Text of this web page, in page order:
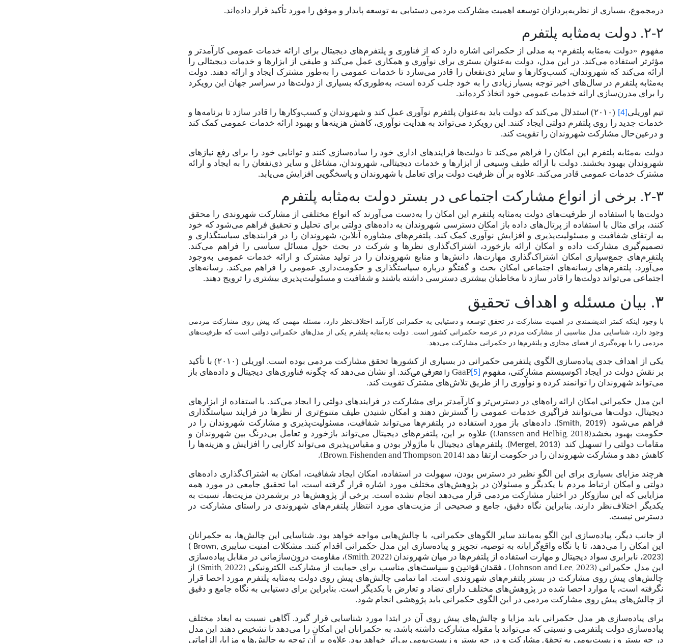
درمجموع، بسیاری از نظریه‌پردازان توسعه اهمیت مشارکت مردمی دستیابی به توسعه پایدار و موفق را مورد تأکید قرار داده اند.
۲-۲. دولت به‌مثابه پلتفرم
مفهوم «دولت به‌مثابه پلتفرم» به مدلی از حکمرانی اشاره دارد که از فناوری و پلتفرم‌های دیجیتال برای ارائه خدمات عمومی کارآمدتر و
مؤثرتر استفاده می‌کند. در این مدل، دولت به‌عنوان بستری برای نوآوری و همکاری عمل می‌کند و طیفی از ابزارها و خدمات دیجیتالی را
ارائه می‌کند که شهروندان، کسب‌وکارها و سایر ذی‌نفعان را قادر می‌سازد تا خدمات عمومی را بهطور مشترک ایجاد و ارائه دهند. دولت
به‌مثابه پلتفرم در سال‌های اخیر توجه بسیار زیادی را به خود جلب کرده است، به‌طوری‌که بسیاری از دولت‌ها در سراسر جهان این رویکرد
را برای مدرن‌سازی ارائه خدمات عمومی خود اتخاذ کرده‌اند.
تیم اوریلی [4]
(۲۰۱۰) استدلال می‌کند که دولت باید به‌عنوان پلتفرم نوآوری عمل کند و شهروندان و کسب‌وکارها را قادر سازد تا برنامه‌ها و
خدمات جدید را روی پلتفرم دولتی ایجاد کنند. این رویکرد می‌تواند به هدایت نوآوری، کاهش هزینه‌ها و بهبود ارائه خدمات عمومی کمک کند
و درعین‌حال مشارکت شهروندان را تقویت کند.
دولت به‌مثابه پلتفرم این امکان را فراهم میکند تا دولتها فرایندهای اداری خود را ساده‌سازی کنند و توانایی خود را برای رفع نیازهای
شهروندان بهبود بخشند. دولت با ارائه طیف وسیعی از ابزارها و خدمات دیجیتالی، شهروندان، مشاغل و سایر ذی‌نفعان را به ایجاد و ارائه
مشترک خدمات عمومی قادر می‌کند. علاوه بر آن ظرفیت دولت برای تعامل با شهروندان و پاسخگویی افزایش مییابد.
۲-۳. برخی از انواع مشارکت اجتماعی در بستر دولت به‌مثابه پلتفرم
دولتها با استفاده از ظرفیتهای دولت به‌مثابه پلتفرم این امکان را به‌دست می آورند که انواع مختلفی از مشارکت شهروندی را محقق
کنند، برای مثال با استفاده از پرتالهای داده باز امکان دسترسی شهروندان به دادههای دولتی برای تحلیل و تحقیق فراهم میشود که خود
به ارتقای شفافیت و مسئولیت‌پذیری و افزایش نوآوری کمک کند. پلتفرمهای مشاوره آنلاین، شهروندان را در فرایندهای سیاستگذاری و
تصمیمگیری مشارکت داده و امکان ارائه بازخورد، اشتراکگذاری نظرها و شرکت در بحث حول مسائل سیاسی را فراهم میکند.
پلتفرمهای جمع‌سپاری امکان اشتراکگذاری مهارتها، دانشها و منابع شهروندان را در تولید مشترک و ارائه خدمات عمومی به‌وجود
می‌آورد. پلتفرم‌های رسانه‌های اجتماعی امکان بحث ‌و گفتگو درباره سیاستگذاری و حکومت‌داری عمومی را فراهم میکند. رسانههای
اجتماعی میتواند دولت‌ها را قادر سازد تا مخاطبان بیشتری دسترسی داشته باشند و شفافیت و مسئولیت‌پذیری بیشتری را ترویج دهند.
۳. بیان مسئله و اهداف تحقیق
با وجود اینکه کمتر اندیشمندی در اهمیت مشارکت در تحقق توسعه و دستیابی به حکمرانی کارآمد اختلافنظر دارد، مسئله مهمی که پیش روی مشارکت مردمی
وجود دارد، شناسایی مدل مناسبی از مشارکت مردم در عرصه حکمرانی کشور است. دولت به‌مثابه پلتفرم یکی از مدلهای حکمرانی دولتی است که ظرفیتهای
مردمی را با بهره‌گیری از فضای مجازی و پلتفرمها در حکمرانی مشارکت میدهد.
یکی از اهداف جدی پیاده‌سازی الگوی پلتفرمی حکمرانی در بسیاری از کشورها تحقق مشارکت مردمی بوده است. اوریلی (۲۰۱۰) با تأکید
بر نقش دولت در ایجاد اکوسیستم مشارکتی، مفهوم [5]
GaaPرا معرفی میکند. او نشان میدهد که چگونه فناوریهای دیجیتال و دادههای باز
میتواند شهروندان را توانمند کرده و نوآوری را از طریق تلاشهای مشترک تقویت کند.
این مدل حکمرانی امکان ارائه راههای در دسترستر و کارآمدتر برای مشارکت در فرایندهای دولتی را ایجاد میکند. با استفاده از ابزارهای
دیجیتال، دولت‌ها می‌توانند فراگیری خدمات عمومی را گسترش دهند و امکان شنیدن طیف متنوع‌تری از نظرها در فرایند سیاستگذاری
فراهم میشود (Smith, 2019). دادههای باز مورد استفاده در پلتفرمها میتواند شفافیت، مسئولیت‌پذیری و مشارکت شهروندان را در
حکومت بهبود بخشد(Janssen and Helbig, 2018)) علاوه بر این، پلتفرم‌های دیجیتال می‌تواند بازخورد و تعامل بی‌درنگ بین شهروندان و
مقامات دولتی را تسهیل کند
(Mergel, 2013). پلتفرم‌های دیجیتال با ماژولار بودن و مقیاس‌پذیری می‌تواند کارایی را افزایش و هزینه‌ها را
کاهش دهد و مشارکت شهروندان را در حکومت ارتقا دهد (Brown, Fishenden and Thompson, 2014)
.
هرچند مزایای بسیاری برای این الگو نظیر در دسترس بودن، سهولت در استفاده، امکان ایجاد شفافیت، امکان به اشتراکگذاری دادههای
دولتی و امکان ارتباط مردم با یکدیگر و مسئولان در پژوهشهای مختلف مورد اشاره قرار گرفته است، اما تحقیق جامعی در مورد همه
مزایایی که این سازوکار در اختیار مشارکت مردمی قرار میدهد انجام نشده است. برخی از پژوهشها در برشمردن مزیتها، نسبت به
یکدیگر اختلافنظر دارند. بنابراین نگاه دقیق، جامع و صحیحی از مزیتهای مورد انتظار پلتفرمهای شهروندی در راستای مشارکت در
دسترس نیست.
از جانب دیگر، پیاده‌سازی این الگو بهمانند سایر الگوهای حکمرانی، با چالشهایی مواجه خواهد بود. شناسایی این چالشها، به حکمرانان
این امکان را میدهد، تا با نگاه واقع‌گرایانه به توصیه، تجویز و پیاده‌سازی این مدل حکمرانی اقدام کنند. مشکلات امنیت سایبری ( Brown,
2023)، نابرابری سواد دیجیتال و مهارت استفاده از پلتفرمها در میان شهروندان (Smith, 2022)، مقاومت درون‌سازمانی در مقابل پیاده‌سازی
این مدل حکمرانی (Johnson and Lee, 2023)، فقدان قوانین و سیاستهای مناسب برای حمایت از مشارکت الکترونیکی (Smith, 2022) از
چالشهای پیش روی مشارکت در بستر پلتفرمهای شهروندی است. اما تمامی چالشهای پیش روی دولت به‌مثابه پلتفرم مورد احصا قرار
نگرفته است، یا موارد احصا شده در پژوهشهای مختلف دارای تضاد و تعارض با یکدیگر است. بنابراین برای دستیابی به نگاه جامع و دقیق
از چالشهای پیش روی مشارکت مردمی در این الگوی حکمرانی باید پژوهشی انجام شود.
برای پیاده‌سازی هر مدل حکمرانی باید مزایا و چالشهای پیش روی آن در ابتدا مورد شناسایی قرار گیرد. آگاهی نسبت به ابعاد مختلف
پیاده‌سازی دولت پلتفرمی و نسبتی که میتواند با مقوله مشارکت داشته باشد، به حکمرانان این امکان را میدهد تا تشخیص دهند این مدل
در چه بستر و زیست‌بومی به تحقق مشارکت و در چه بستر و زیست‌بومی بی اثر خواهد بود. علاوه بر آن توجه به چالشها و مزایا، الزاماتی